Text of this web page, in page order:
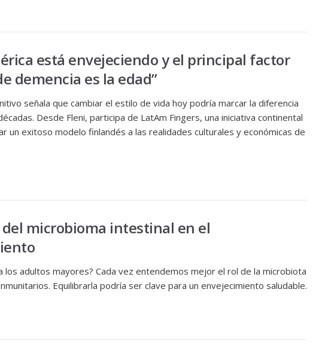
está envejeciendo y el principal factor
demencia es la edad”
señala que cambiar el estilo de vida hoy podría marcar la diferencia
Desde Fleni, participa de LatAm Fingers, una iniciativa continental
un exitoso modelo finlandés a las realidades culturales y económicas de
microbioma intestinal en el
los adultos mayores? Cada vez entendemos mejor el rol de la microbiota
Equilibrarla podría ser clave para un envejecimiento saludable.